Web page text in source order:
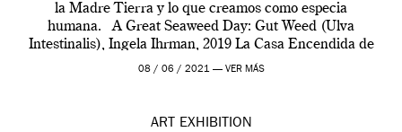
la Madre Tierra y lo que creamos como especia
humana. A Great Seaweed Day: Gut Weed (Ulva
Intestinalis), Ingela Ihrman, 2019 La Casa Encendida de
Madrid y la Wellcome […]
08 / 06 / 2021 — VER MÁS
ART EXHIBITION